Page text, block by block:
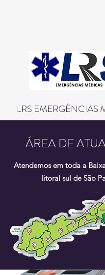
LRS EMERGÊNCIAS
ÁREA DE
Atendemos em toda a
litoral sul de São